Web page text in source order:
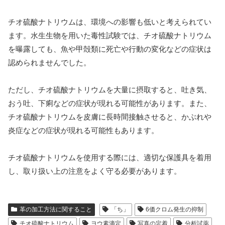
チオ硫酸ナトリウムは、環境への影響も低いと考えられてい
ます。水生生物を用いた毒性試験では、チオ硫酸ナトリウム
を曝露しても、魚や甲殻類に死亡や行動の変化などの症状は
認められませんでした。
ただし、チオ硫酸ナトリウムを大量に摂取すると、吐き気、
おう吐、下痢などの症状が現れる可能性があります。また、
チオ硫酸ナトリウムを皮膚に長時間接触させると、かぶれや
炎症などの症状が現れる可能性もあります。
チオ硫酸ナトリウムを使用する際には、適切な保護具を着用
し、取り扱い上の注意をよく守る必要があります。
革の加工方法に関すること 「ち」
6価クロム発生の抑制
チオ硫酸ナトリウム
ヨウ素滴定 写真の定着 分析試薬